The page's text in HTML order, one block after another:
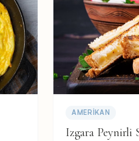
AMERIKAN
Izgara Peynirli